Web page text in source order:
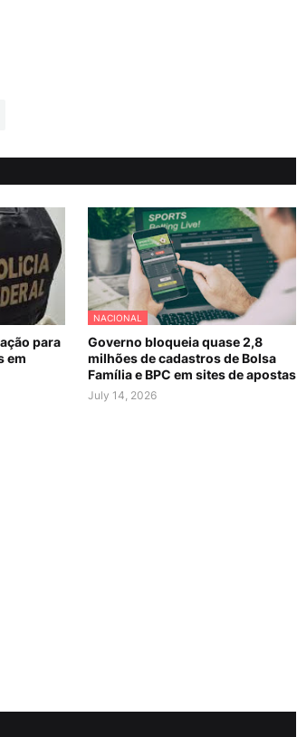
para
em
NACIONAL
Governo bloqueia quase 2,8
milhões de cadastros de Bolsa
Família e BPC em sites de apostas
July 14, 2026